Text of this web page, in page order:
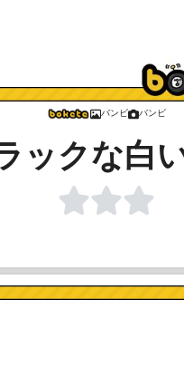
バンビ バンビ
ックな白